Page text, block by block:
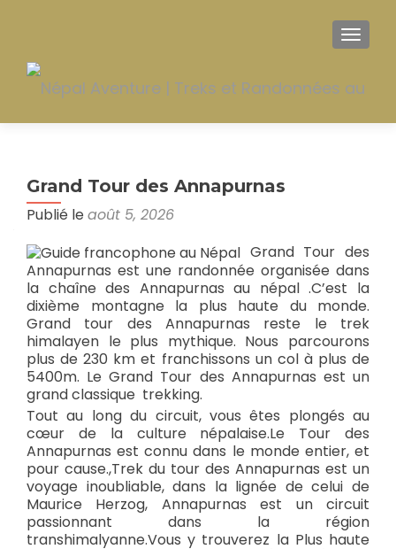
Grand Tour des Annapurnas
Publié le août 5, 2026
Grand Tour des
Annapurnas est une randonnée organisée dans
la chaîne des Annapurnas au népal .C’est la
dixième montagne la plus haute du monde.
Grand tour des Annapurnas reste le trek
himalayen le plus mythique. Nous parcourons
plus de 230 km et franchissons un col à plus de
5400m. Le Grand Tour des Annapurnas est un
grand classique trekking.
Tout au long du circuit, vous êtes plongés au
cœur de la culture népalaise.Le Tour des
Annapurnas est connu dans le monde entier, et
pour cause.,Trek du tour des Annapurnas est un
voyage inoubliable, dans la lignée de celui de
Maurice Herzog, Annapurnas est un circuit
passionnant dans la région
transhimalyanne.Vous y trouverez la Plus haute